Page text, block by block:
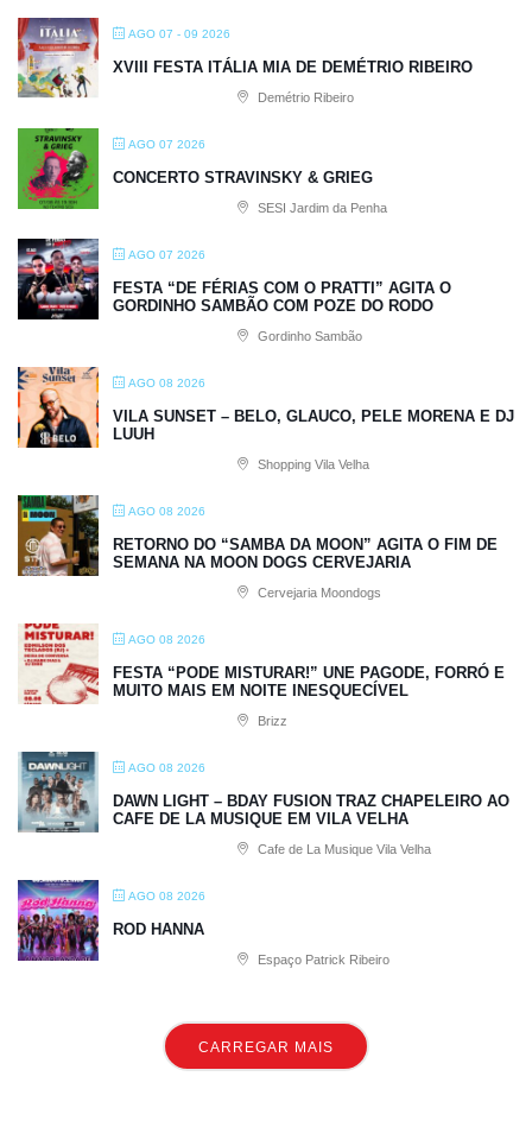
AGO 07 - 09 2026
XVIII FESTA ITÁLIA MIA DE DEMÉTRIO RIBEIRO
Demétrio Ribeiro
AGO 07 2026
CONCERTO STRAVINSKY & GRIEG
SESI Jardim da Penha
AGO 07 2026
FESTA “DE FÉRIAS COM O PRATTI” AGITA O
GORDINHO SAMBÃO COM POZE DO RODO
Gordinho Sambão
AGO 08 2026
VILA SUNSET – BELO, GLAUCO, PELE MORENA E DJ
LUUH
Shopping Vila Velha
AGO 08 2026
RETORNO DO “SAMBA DA MOON” AGITA O FIM DE
SEMANA NA MOON DOGS CERVEJARIA
Cervejaria Moondogs
AGO 08 2026
FESTA “PODE MISTURAR!” UNE PAGODE, FORRÓ E
MUITO MAIS EM NOITE INESQUECÍVEL
Brizz
AGO 08 2026
DAWN LIGHT – BDAY FUSION TRAZ CHAPELEIRO AO
CAFE DE LA MUSIQUE EM VILA VELHA
Cafe de La Musique Vila Velha
AGO 08 2026
ROD HANNA
Espaço Patrick Ribeiro
CARREGAR MAIS